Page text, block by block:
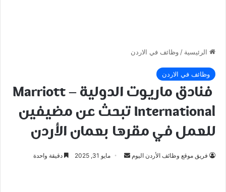
الرئيسية / وظائف في الاردن
وظائف في الاردن
فنادق ماريوت الدولية – Marriott
International تبحث عن مضيفين
للعمل في مقرها بعمان الأردن
فريق موقع وظائف الأردن اليوم
أرسل مايو 31, 2025 دقيقة واحدة